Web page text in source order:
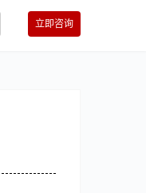
立即咨询